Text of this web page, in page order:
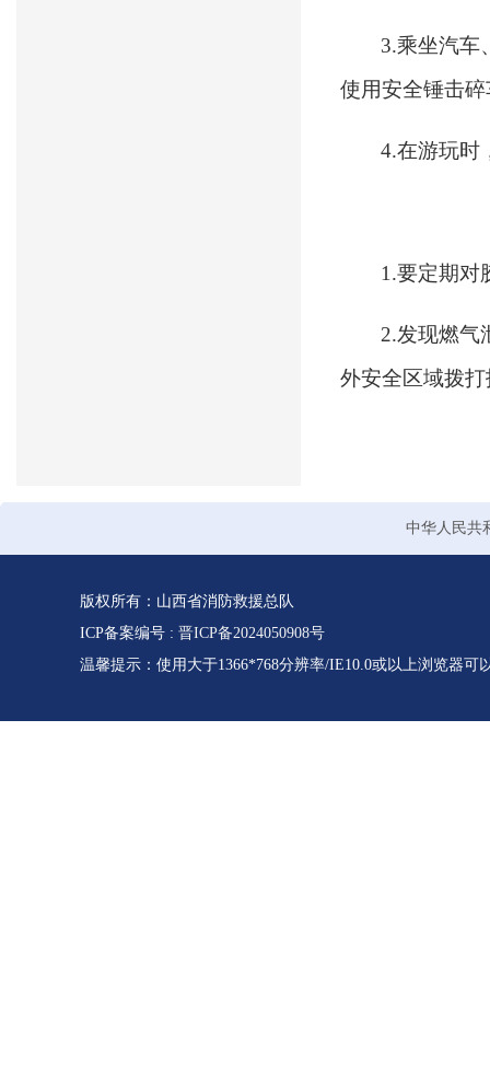
3.乘坐汽车
使用安全锤击
4.在游玩时
1.要定期对
2.发现燃气
外安全区域拨
中华人民共
版权所有：山西省消防救援总队
ICP备案编号 : 晋ICP备2024050908号
温馨提示：使用大于1366*768分辨率/IE10.0或以上浏览器可